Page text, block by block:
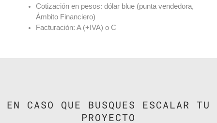
Cotización en pesos: dólar blue (punta vendedora,
Ámbito Financiero)
Facturación: A (+IVA) o C
EN CASO QUE BUSQUES ESCALAR TU
PROYECTO